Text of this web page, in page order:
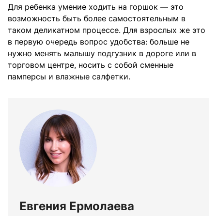
Для ребенка умение ходить на горшок — это
возможность быть более самостоятельным в
таком деликатном процессе. Для взрослых же это
в первую очередь вопрос удобства: больше не
нужно менять малышу подгузник в дороге или в
торговом центре, носить с собой сменные
памперсы и влажные салфетки.
Евгения Ермолаева